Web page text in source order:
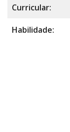
Curricular:
Habilidade: